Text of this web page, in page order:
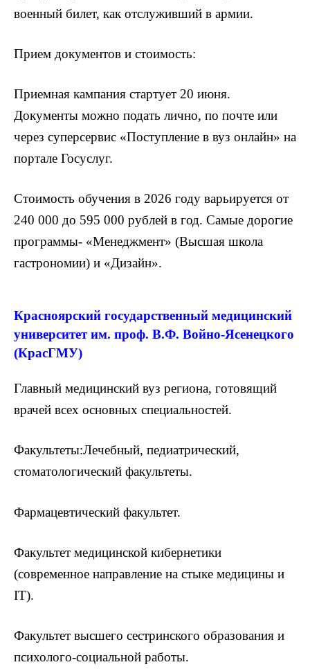
военный билет, как отслуживший в армии.
Прием документов и стоимость:
Приемная кампания стартует 20 июня.
Документы можно подать лично, по почте или
через суперсервис «Поступление в вуз онлайн» на
портале Госуслуг.
Стоимость обучения в 2026 году варьируется от
240 000 до 595 000 рублей в год. Самые дорогие
программы- «Менеджмент» (Высшая школа
гастрономии) и «Дизайн».
Красноярский государственный медицинский
университет им. проф. В.Ф. Войно-Ясенецкого
(КрасГМУ)
Главный медицинский вуз региона, готовящий
врачей всех основных специальностей.
Факультеты:Лечебный, педиатрический,
стоматологический факультеты.
Фармацевтический факультет.
Факультет медицинской кибернетики
(современное направление на стыке медицины и
IT).
Факультет высшего сестринского образования и
психолого-социальной работы.